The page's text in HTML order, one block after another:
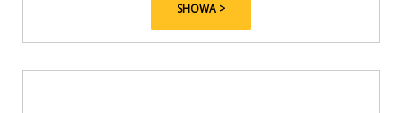
SHOWA >